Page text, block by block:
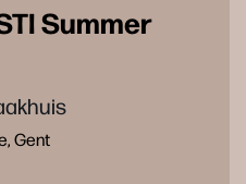
Summer
Gent